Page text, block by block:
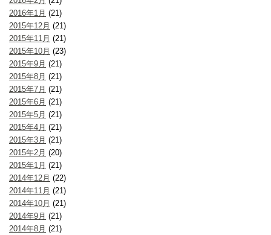
2016年1月 (21)
2015年12月 (21)
2015年11月 (21)
2015年10月 (23)
2015年9月 (21)
2015年8月 (21)
2015年7月 (21)
2015年6月 (21)
2015年5月 (21)
2015年4月 (21)
2015年3月 (21)
2015年2月 (20)
2015年1月 (21)
2014年12月 (22)
2014年11月 (21)
2014年10月 (21)
2014年9月 (21)
2014年8月 (21)